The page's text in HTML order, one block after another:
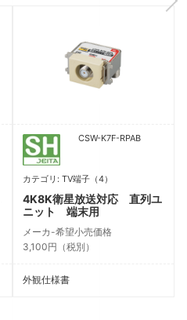
CSW-K7F-RPAB
カテゴリ: TV端子（4）
4K8K衛星放送対応 直列ユ
ニット 端末用
メーカ-希望小売価格
3,100円（税別）
外観仕様書